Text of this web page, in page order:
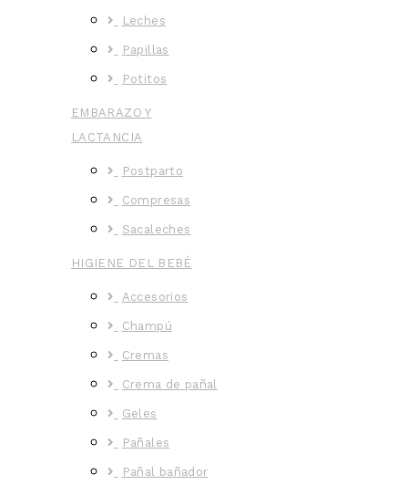
Leches
Papillas
Potitos
EMBARAZO Y
LACTANCIA
Postparto
Compresas
Sacaleches
HIGIENE DEL BEBÉ
Accesorios
Champú
Cremas
Crema de pañal
Geles
Pañales
Pañal bañador